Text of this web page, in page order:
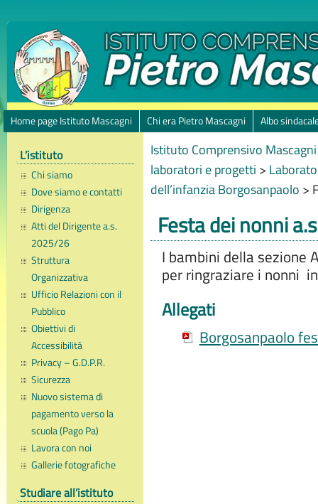
Home page Istituto Mascagni Chi era Pietro Mascagni Albo
L’istituto
Chi siamo
Dove siamo e contatti
Dirigenza
Atti del Dirigente a.s.
2025/26
Struttura
Organizzativa
Ufficio Relazioni con il
Pubblico
Obiettivi di
Accessibilità
Privacy – G.D.P.R.
Sicurezza
Nuovo sistema di
pagamento verso la
scuola (Pago Pa)
Lavora con noi
Gallerie fotografiche
Studiare all’istituto
Istituto Comprensivo
laboratori e progetti >
dell’infanzia Borgosanpaolo >
Festa dei nonni
I bambini della sezione
per ringraziare i nonni
Allegati
Borgosanpaolo